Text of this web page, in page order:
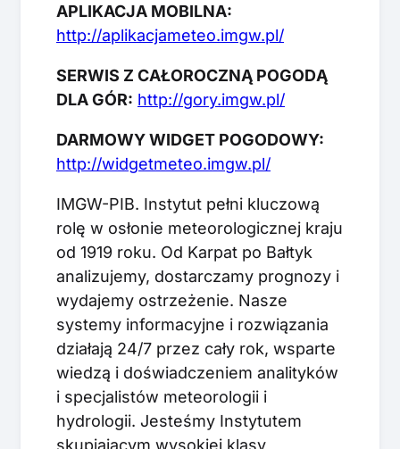
APLIKACJA MOBILNA:
http://aplikacjameteo.imgw.pl/
SERWIS Z CAŁOROCZNĄ POGODĄ
DLA GÓR: http://gory.imgw.pl/
DARMOWY WIDGET POGODOWY:
http://widgetmeteo.imgw.pl/
IMGW-PIB. Instytut pełni kluczową
rolę w osłonie meteorologicznej kraju
od 1919 roku. Od Karpat po Bałtyk
analizujemy, dostarczamy prognozy i
wydajemy ostrzeżenie. Nasze
systemy informacyjne i rozwiązania
działają 24/7 przez cały rok, wsparte
wiedzą i doświadczeniem analityków
i specjalistów meteorologii i
hydrologii. Jesteśmy Instytutem
skupiającym wysokiej klasy